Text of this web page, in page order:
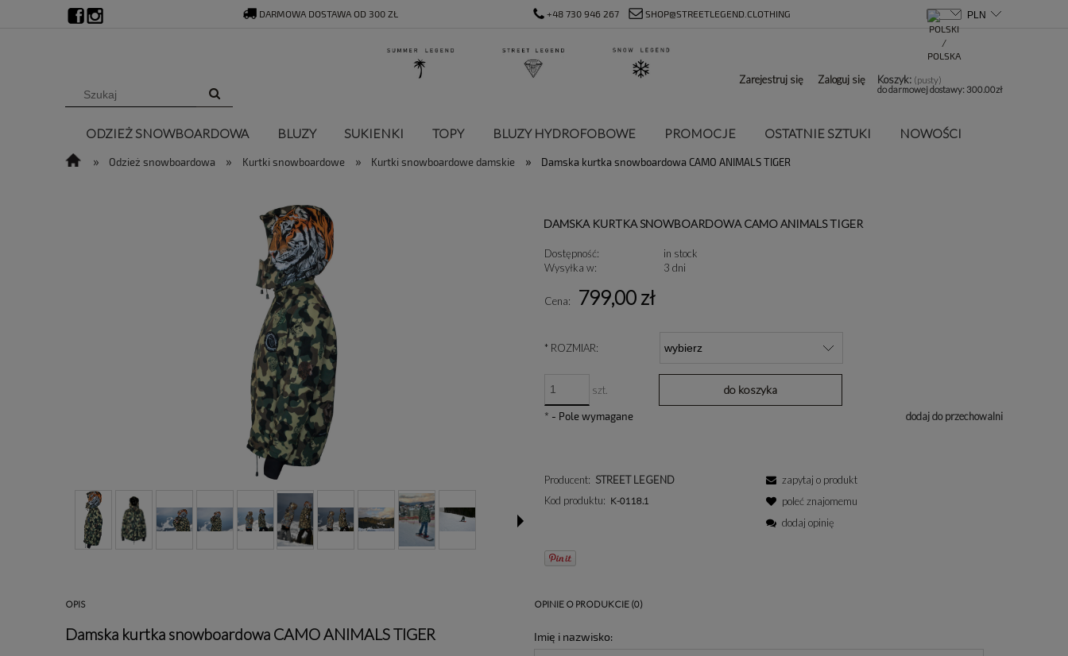
DARMOWA DOSTAWA OD 300 ZŁ +48 730 946 267 SHOP@STREETLEGEND.CLOTHING
Koszyk: (pusty)
do darmowej dostawy: 300.00zł
Zarejestruj się Zaloguj się
ODZIEŻ SNOWBOARDOWA BLUZY SUKIENKI TOPY BLUZY HYDROFOBOWE PROMOCJE OSTATNIE SZTUKI NOWOŚCI
» Odzież snowboardowa » Kurtki snowboardowe » Kurtki snowboardowe damskie » Damska kurtka snowboardowa CAMO ANIMALS TIGER
DAMSKA KURTKA SNOWBOARDOWA CAMO ANIMALS TIGER
Dostępność:
in stock
Wysyłka w:
3 dni
Cena: 799,00 zł
* ROZMIAR:
szt. do koszyka
dodaj do przechowalni
* - Pole wymagane
Producent: STREET LEGEND
Kod produktu: K-0118.1
zapytaj o produkt
poleć znajomemu
dodaj opinię
OPIS
Damska kurtka snowboardowa CAMO ANIMALS TIGER
OPINIE O PRODUKCIE (0)
Imię i nazwisko: